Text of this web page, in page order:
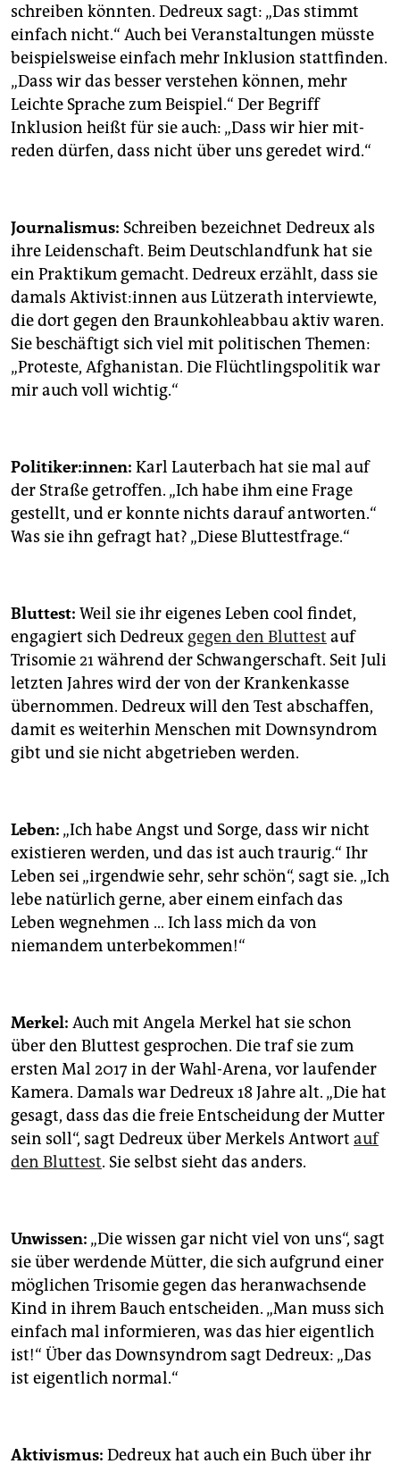
schreiben könnten. Dedreux sagt: „Das stimmt
einfach nicht.“ Auch bei Veranstaltungen müsste
beispielsweise einfach mehr Inklusion stattfinden.
„Dass wir das besser verstehen können, mehr
Leichte Sprache zum Beispiel.“ Der Begriff
Inklusion heißt für sie auch: „Dass wir hier mit­
reden dürfen, dass nicht über uns geredet wird.“
Journalismus: Schreiben bezeichnet Dedreux als
ihre Leidenschaft. Beim Deutschlandfunk hat sie
ein Praktikum gemacht. Dedreux erzählt, dass sie
damals Ak­ti­vis­t:in­nen aus Lützerath interviewte,
die dort ­gegen den Braunkohleabbau aktiv waren.
Sie beschäftigt sich viel mit politischen Themen:
„Proteste, Afghanistan. Die Flüchtlings­politik war
mir auch voll wichtig.“
Po­li­ti­ke­r:in­nen: Karl Lauterbach hat sie mal auf
der Straße getroffen. „Ich habe ihm eine Frage
gestellt, und er konnte nichts darauf antworten.“
Was sie ihn gefragt hat? „Diese Bluttestfrage.“
Bluttest: Weil sie ihr eigenes Leben cool findet,
engagiert sich Dedreux gegen den Bluttest auf
Trisomie 21 während der Schwangerschaft. Seit Juli
letzten Jahres wird der von der Krankenkasse
übernommen. Dedreux will den Test abschaffen,
damit es weiterhin Menschen mit Downsyndrom
gibt und sie nicht abgetrieben werden.
Leben: „Ich habe Angst und Sorge, dass wir nicht
existieren werden, und das ist auch traurig.“ Ihr
Leben sei „irgendwie sehr, sehr schön“, sagt sie. „Ich
lebe natürlich gerne, aber einem einfach das
Leben wegnehmen … Ich lass mich da von
niemandem unterbekommen!“
Merkel: Auch mit Angela Merkel hat sie schon
über den Bluttest gesprochen. Die traf sie zum
ersten Mal 2017 in der Wahl-Arena, vor laufender
Kamera. Damals war Dedreux 18 Jahre alt. „Die hat
gesagt, dass das die freie Entscheidung der Mutter
sein soll“, sagt Dedreux über Merkels Antwort auf
den Bluttest. Sie selbst sieht das anders.
Unwissen: „Die wissen gar nicht viel von uns“, sagt
sie über werdende Mütter, die sich aufgrund einer
möglichen Trisomie gegen das heranwachsende
Kind in ihrem Bauch entscheiden. „Man muss sich
einfach mal informieren, was das hier eigentlich
ist!“ Über das Downsyndrom sagt Dedreux: „Das
ist eigentlich normal.“
Aktivismus: Dedreux hat auch ein Buch über ihr